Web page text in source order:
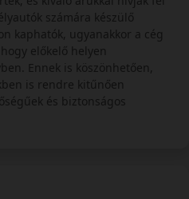
számára készülő
kaphatók, ugyanakkor a cég
előkelő helyen
Ennek is köszönhetően,
is rendre kitűnően
és biztonságos